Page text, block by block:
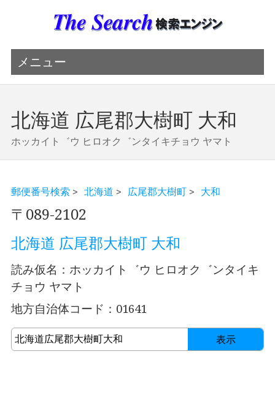
メニュー
北海道 広尾郡大樹町 大和
ホッカイト゛ウ ヒロオク゛ンタイキチョウ ヤマト
郵便番号検索 > 北海道 > 広尾郡大樹町> 大和
〒089-2102
北海道 広尾郡大樹町 大和
読み仮名：ホッカイト゛ウ ヒロオク゛ンタイキ
チョウ ヤマト
地方自治体コード：01641
表示